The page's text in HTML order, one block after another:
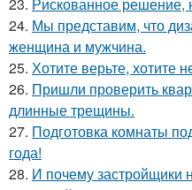
24. Мы представим, что
женщина и мужчина.
25. Хотите верьте, хотите
26. Пришли проверить
длинные трещины.
27. Подготовка комнаты
года!
28. И почему застройщики